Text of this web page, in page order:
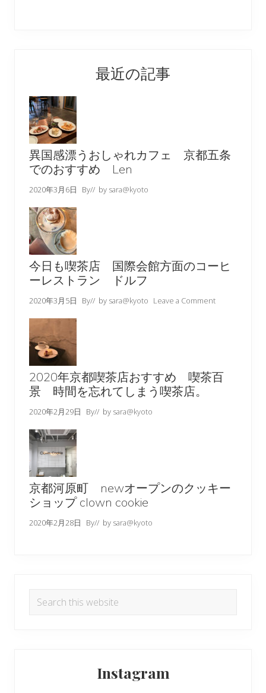
最近の記事
異国感漂うおしゃれカフェ 京都五条
でのおすすめ Len
2020年3月6日 By// by sara@kyoto
今日も喫茶店 国際会館方面のコーヒ
ーレストラン ドルフ
2020年3月5日 By// by sara@kyoto Leave a Comment
2020年京都喫茶店おすすめ 喫茶百
景 時間を忘れてしまう喫茶店。
2020年2月29日 By// by sara@kyoto
京都河原町 newオープンのクッキー
ショップ clown cookie
2020年2月28日 By// by sara@kyoto
Search
Instagram